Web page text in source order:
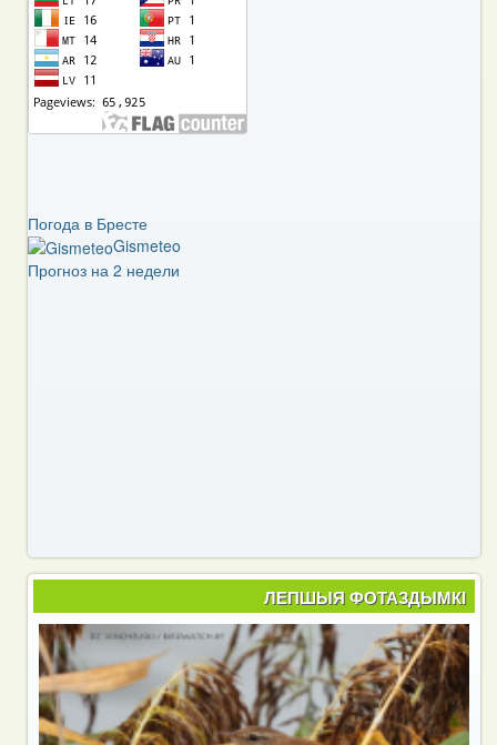
Погода в Бресте
Gismeteo
Прогноз на 2 недели
ЛЕПШЫЯ ФОТАЗДЫМКІ